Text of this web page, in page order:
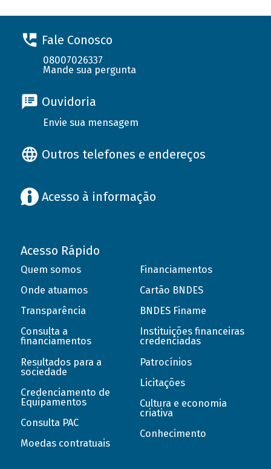
Fale Conosco
08007026337
Mande sua pergunta
Ouvidoria
Envie sua mensagem
Outros telefones e endereços
Acesso à informação
Acesso Rápido
Quem somos
Onde atuamos
Transparência
Consulta a
financiamentos
Resultados para a
sociedade
Credenciamento de
Equipamentos
Consulta PAC
Moedas contratuais
Financiamentos
Cartão BNDES
BNDES Finame
Instituições financeiras
credenciadas
Patrocínios
Licitações
Cultura e economia
criativa
Conhecimento